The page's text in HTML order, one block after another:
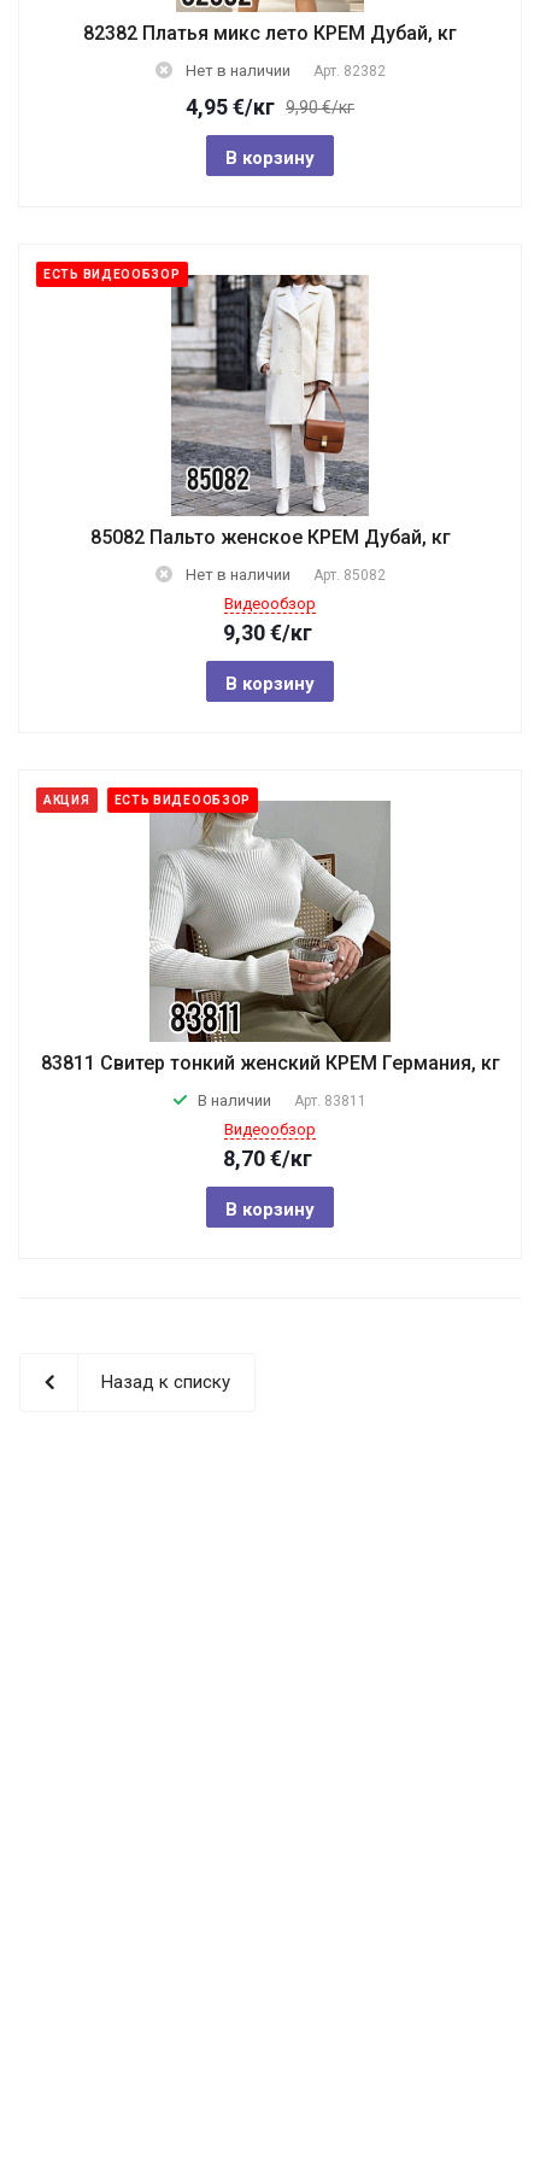
82382 Платья микс лето КРЕМ Дубай, кг
Нет в наличии Арт. 82382
4,95€/кг 9,90 €/кг
В корзину
ЕСТЬ ВИДЕООБЗОР
85082 Пальто женское КРЕМ Дубай, кг
Нет в наличии Арт. 85082
Видеообзор
9,30€/кг
В корзину
АКЦИЯ ЕСТЬ ВИДЕООБЗОР
83811 Свитер тонкий женский КРЕМ Германия, кг
В наличии Арт. 83811
Видеообзор
8,70€/кг
В корзину
Назад к списку